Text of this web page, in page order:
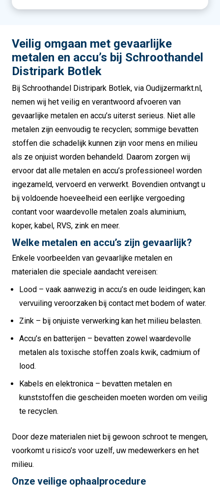
Veilig omgaan met gevaarlijke
metalen en accu’s bij Schroothandel
Distripark Botlek
Bij Schroothandel Distripark Botlek, via Oudijzermarkt.nl,
nemen wij het veilig en verantwoord afvoeren van
gevaarlijke metalen en accu’s uiterst serieus. Niet alle
metalen zijn eenvoudig te recyclen; sommige bevatten
stoffen die schadelijk kunnen zijn voor mens en milieu
als ze onjuist worden behandeld. Daarom zorgen wij
ervoor dat alle metalen en accu’s professioneel worden
ingezameld, vervoerd en verwerkt. Bovendien ontvangt u
bij voldoende hoeveelheid een eerlijke vergoeding
contant voor waardevolle metalen zoals aluminium,
koper, kabel, RVS, zink en meer.
Welke metalen en accu’s zijn gevaarlijk?
Enkele voorbeelden van gevaarlijke metalen en
materialen die speciale aandacht vereisen:
Lood – vaak aanwezig in accu’s en oude leidingen; kan
vervuiling veroorzaken bij contact met bodem of water.
Zink – bij onjuiste verwerking kan het milieu belasten.
Accu’s en batterijen – bevatten zowel waardevolle
metalen als toxische stoffen zoals kwik, cadmium of
lood.
Kabels en elektronica – bevatten metalen en
kunststoffen die gescheiden moeten worden om veilig
te recyclen.
Door deze materialen niet bij gewoon schroot te mengen,
voorkomt u risico’s voor uzelf, uw medewerkers en het
milieu.
Onze veilige ophaalprocedure